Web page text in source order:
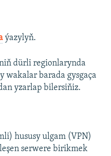
ýazylyň.
dürli regionlarynda
wakalar barada gysgaça
yzarlap bilersiňiz.
hususy ulgam (VPN)
serwere birikmek